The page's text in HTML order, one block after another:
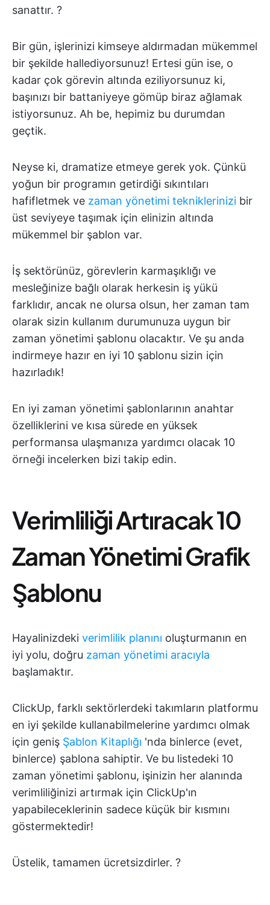
sanattır. ?
Bir gün, işlerinizi kimseye aldırmadan mükemmel
bir şekilde hallediyorsunuz! Ertesi gün ise, o
kadar çok görevin altında eziliyorsunuz ki,
başınızı bir battaniyeye gömüp biraz ağlamak
istiyorsunuz. Ah be, hepimiz bu durumdan
geçtik.
Neyse ki, dramatize etmeye gerek yok. Çünkü
yoğun bir programın getirdiği sıkıntıları
hafifletmek ve zaman yönetimi tekniklerinizi bir
üst seviyeye taşımak için elinizin altında
mükemmel bir şablon var.
İş sektörünüz, görevlerin karmaşıklığı ve
mesleğinize bağlı olarak herkesin iş yükü
farklıdır, ancak ne olursa olsun, her zaman tam
olarak sizin kullanım durumunuza uygun bir
zaman yönetimi şablonu olacaktır. Ve şu anda
indirmeye hazır en iyi 10 şablonu sizin için
hazırladık!
En iyi zaman yönetimi şablonlarının anahtar
özelliklerini ve kısa sürede en yüksek
performansa ulaşmanıza yardımcı olacak 10
örneği incelerken bizi takip edin.
Verimliliği Artıracak 10
Zaman Yönetimi Grafik
Şablonu
Hayalinizdeki verimlilik planını oluşturmanın en
iyi yolu, doğru zaman yönetimi aracıyla
başlamaktır.
ClickUp, farklı sektörlerdeki takımların platformu
en iyi şekilde kullanabilmelerine yardımcı olmak
için geniş Şablon Kitaplığı 'nda binlerce (evet,
binlerce) şablona sahiptir. Ve bu listedeki 10
zaman yönetimi şablonu, işinizin her alanında
verimliliğinizi artırmak için ClickUp'ın
yapabileceklerinin sadece küçük bir kısmını
göstermektedir!
Üstelik, tamamen ücretsizdirler. ?